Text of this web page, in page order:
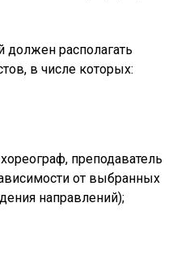
должен располагать
в числе которых:
преподаватель
от выбранных
направлений);